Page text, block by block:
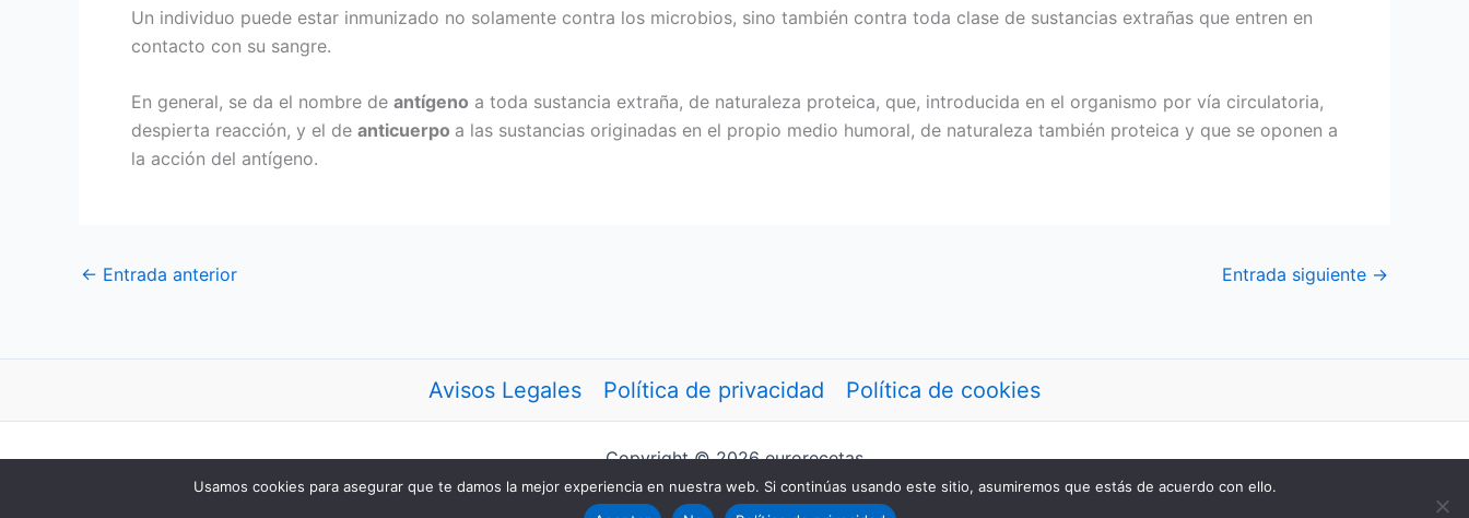
Un individuo puede estar inmunizado no solamente contra los microbios, sino también contra toda clase de sustancias extrañas que entren en
contacto con su sangre.
En general, se da el nombre de antígeno a toda sustancia extraña, de naturaleza proteica, que, introducida en el organismo por vía circulatoria,
despierta reacción, y el de anticuerpo a las sustancias originadas en el propio medio humoral, de naturaleza también proteica y que se oponen a
la acción del antígeno.
← Entrada anterior Entrada siguiente →
Avisos Legales Política de privacidad Política de cookies
Copyright © 2026 eurorecetas
Usamos cookies para asegurar que te damos la mejor experiencia en nuestra web. Si continúas usando este sitio, asumiremos que estás de acuerdo con ello.